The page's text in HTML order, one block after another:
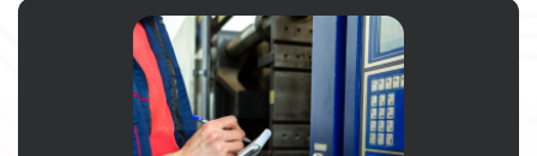
ЗАКАЗАТЬ УСЛУГУ